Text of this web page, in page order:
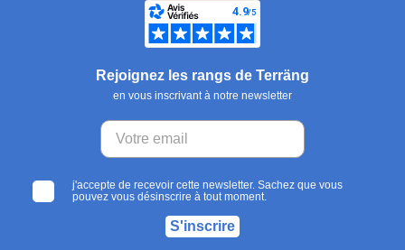
Rejoignez les rangs de Terräng
en vous inscrivant à notre newsletter
j'accepte de recevoir cette newsletter. Sachez que vous
pouvez vous désinscrire à tout moment.
S'inscrire